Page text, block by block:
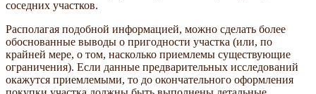
соседних участков.
Располагая подобной информацией, можно сделать более
обоснованные выводы о пригодности участка (или, по
крайней мере, о том, насколько приемлемы существующие
ограничения). Если данные предварительных исследований
окажутся приемлемыми, то до окончательного оформления